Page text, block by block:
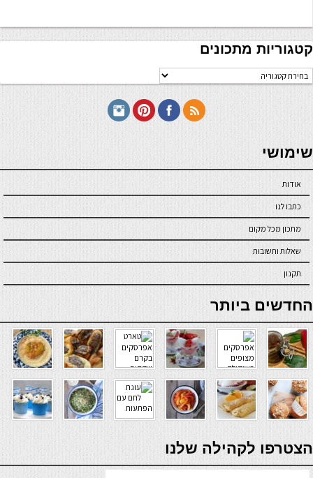
קטגוריות מתכונים
קטגוריות
מתכונים
seriöse online casinos österreich
שימושי
אודות
כתבו לנו
מתכון מכל מקום
שאלות ותשובות
תקנון
online casino
החדשים ביותר
verde casino
הצטרפו לקהילה שלנו